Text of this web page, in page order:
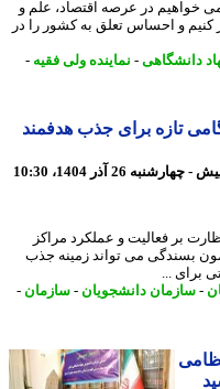
در عرصه اقتصاد، علم و
و احساس تعلق به کشور را در
-نماینده ولی فقیه -
برای جذب هدفمند
فعالیت و عملکرد مراکز
می تواند زمینه جذب
...
دانشجویان-سازمان -